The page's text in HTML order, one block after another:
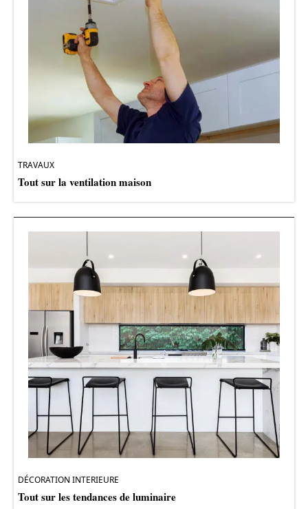
TRAVAUX
Tout sur la ventilation maison
DÉCORATION INTERIEURE
Tout sur les tendances de luminaire